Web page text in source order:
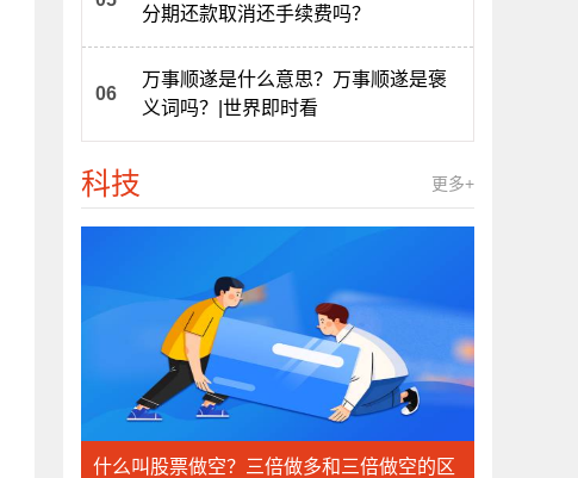
分期还款取消还手续费吗？
万事顺遂是什么意思？万事顺遂是褒
义词吗？|世界即时看
科技 更多+
什么叫股票做空？三倍做多和三倍做空的区